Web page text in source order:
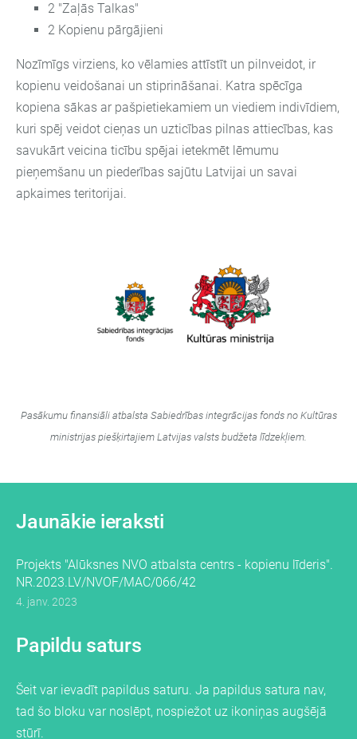
Jaunākie ieraksti
Projekts "Alūksnes NVO atbalsta centrs - kopienu līderis".
NR.2023.LV/NVOF/MAC/066/42
4. janv. 2023
Papildu saturs
Šeit var ievadīt papildus saturu. Ja papildus satura nav,
tad šo bloku var noslēpt, nospiežot uz ikoniņas augšējā
stūrī.
2 "Zaļās Talkas"
2 Kopienu pārgājieni
Nozīmīgs virziens, ko vēlamies attīstīt un pilnveidot, ir
kopienu veidošanai un stiprināšanai. Katra spēcīga
kopiena sākas ar pašpietiekamiem un viediem indivīdiem,
kuri spēj veidot cieņas un uzticības pilnas attiecības, kas
savukārt veicina ticību spējai ietekmēt lēmumu
pieņemšanu un piederības sajūtu Latvijai un savai
apkaimes teritorijai.
Pasākumu finansiāli atbalsta Sabiedrības integrācijas fonds no Kultūras
ministrijas piešķirtajiem Latvijas valsts budžeta līdzekļiem.